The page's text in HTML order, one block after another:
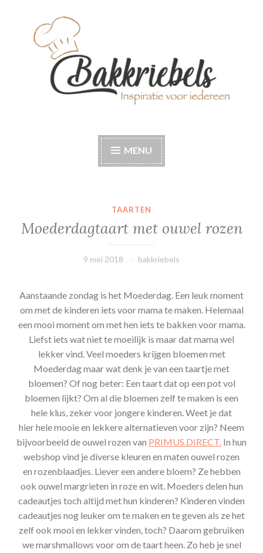
Bakkriebels
MENU
TAARTEN
Moederdagtaart met ouwel rozen
9 mei 2018 bakkriebels
Aanstaande zondag is het Moederdag. Een leuk moment
om met de kinderen iets voor mama te maken. Helemaal
een mooi moment om met hen iets te bakken voor mama.
Liefst iets wat niet te moeilijk is maar dat mama wel
lekker vind. Veel moeders krijgen bloemen met
Moederdag maar wat denk je van een taartje met
bloemen? Of nog beter: Een taart dat op een pot vol
bloemen lijkt? Om al die bloemen zelf te maken is een
hele klus, zeker voor jongere kinderen. Weet je dat
hier hele mooie en lekkere alternatieven voor zijn? Neem
bijvoorbeeld de ouwel rozen van PRIMUS.DIRECT. In hun
webshop vind je diverse kleuren en maten ouwel rozen
en rozenblaadjes. Liever een andere bloem? Ze hebben
ook ouwel margrieten in roze en wit. Moeders delen hun
cadeautjes toch altijd met hun kinderen? Kinderen vinden
cadeautjes nog leuker om te maken en te geven als ze het
zelf ook mooi en lekker vinden, toch? Daarom gebruiken
we marshmallows voor om de taart heen. Zo heb je snel